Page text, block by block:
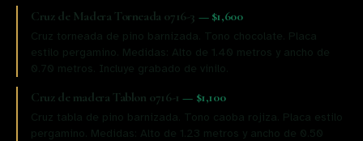
Cruz de Madera Torneada 0716-3 — $1,600
Cruz torneada de pino barnizada. Tono chocolate. Placa
estilo pergamino. Medidas: Alto de 1.40 metros y ancho de
0.70 metros. Incluye grabado de vinilo.
Cruz de madera Tablon 0716-1 — $1,100
Cruz tabla de pino barnizada. Tono caoba rojiza. Placa estilo
pergamino. Medidas: Alto de 1.23 metros y ancho de 0.50